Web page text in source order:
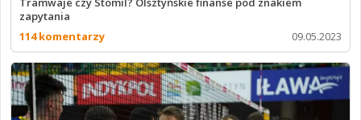
zapytania
114 komentarzy
09.05.2023